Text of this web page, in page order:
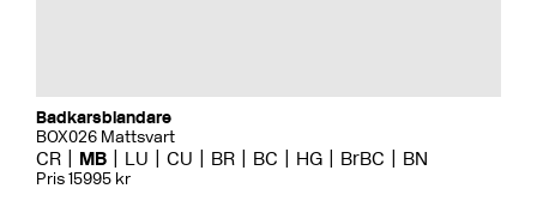
Badkarsblandare
BOX026 Mattsvart
CR MB LU CU BR BC HG BrBC BN
Pris 15995 kr